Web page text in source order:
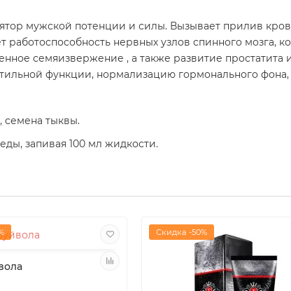
мужской потенции и силы. Вызывает прилив крови
нервных узлов спинного мозга,
семяизвержение , а также развитие простатита
функции, нормализацию гормонального фона,
семена тыквы.
запивая 100 мл жидкости.
Скидка -50%